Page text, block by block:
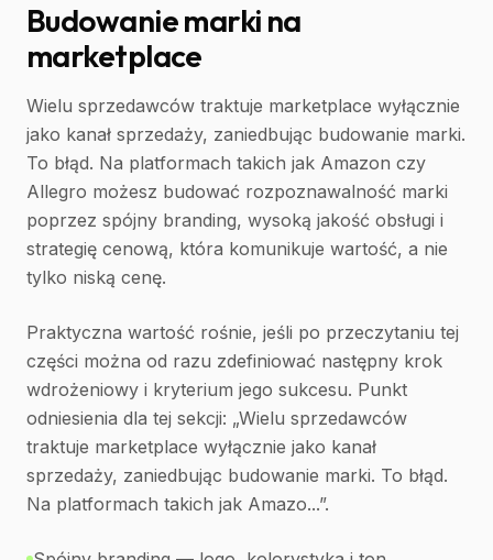
Budowanie marki na
marketplace
Wielu sprzedawców traktuje marketplace wyłącznie
jako kanał sprzedaży, zaniedbując budowanie marki.
To błąd. Na platformach takich jak Amazon czy
Allegro możesz budować rozpoznawalność marki
poprzez spójny branding, wysoką jakość obsługi i
strategię cenową, która komunikuje wartość, a nie
tylko niską cenę.
Praktyczna wartość rośnie, jeśli po przeczytaniu tej
części można od razu zdefiniować następny krok
wdrożeniowy i kryterium jego sukcesu. Punkt
odniesienia dla tej sekcji: „Wielu sprzedawców
traktuje marketplace wyłącznie jako kanał
sprzedaży, zaniedbując budowanie marki. To błąd.
Na platformach takich jak Amazo...”.